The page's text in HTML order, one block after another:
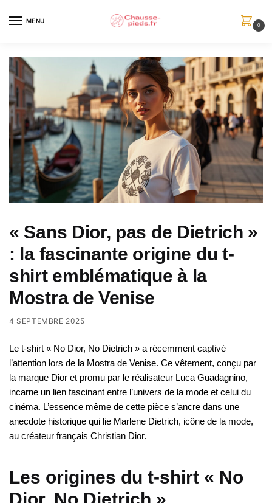
MENU
0
« Sans Dior, pas de Dietrich »
: la fascinante origine du t-
shirt emblématique à la
Mostra de Venise
4 SEPTEMBRE 2025
Le t-shirt « No Dior, No Dietrich » a récemment captivé
l’attention lors de la Mostra de Venise. Ce vêtement, conçu par
la marque Dior et promu par le réalisateur Luca Guadagnino,
incarne un lien fascinant entre l’univers de la mode et celui du
cinéma. L’essence même de cette pièce s’ancre dans une
anecdote historique qui lie Marlene Dietrich, icône de la mode,
au créateur français Christian Dior.
Les origines du t-shirt « No